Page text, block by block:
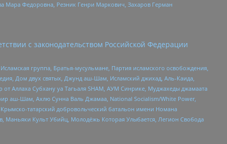
Мара Федоровна, Резник Генри Маркович, Захаров Герман
с законодательством Российской Федерации
группа, Братья-мусульмане, Партия исламского освобождения,
Дом двух святых, Джунд аш-Шам, Исламский джихад, Аль-Каида,
Аллаха Субхану уа Тагьаля SHAM, АУМ Синрике, Муджахеды джамаата
аш-Шам, Ахлю Сунна Валь Джамаа, National Socialism/White Power,
татарский добровольческий батальон имени Номана
Маньяки Культ Убийц, Молодёжь Которая Улыбается, Легион Свобода